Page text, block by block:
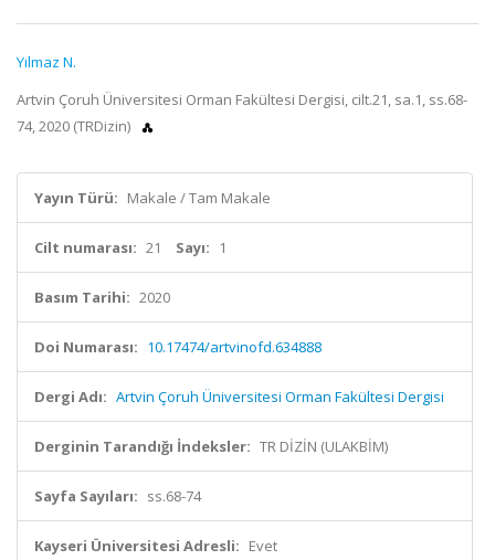
Yılmaz N.
Artvin Çoruh Üniversitesi Orman Fakültesi Dergisi, cilt.21, sa.1, ss.68-
74, 2020 (TRDizin)
Yayın Türü: Makale / Tam Makale
Cilt numarası: 21 Sayı: 1
Basım Tarihi: 2020
Doi Numarası: 10.17474/artvinofd.634888
Dergi Adı: Artvin Çoruh Üniversitesi Orman Fakültesi Dergisi
Derginin Tarandığı İndeksler: TR DİZİN (ULAKBİM)
Sayfa Sayıları: ss.68-74
Kayseri Üniversitesi Adresli: Evet